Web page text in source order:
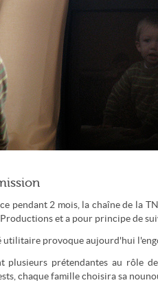
rawlings / CC-by)
pendant 2 mois, la chaîne de la
et a pour principe de
utilitaire provoque aujourd'hui
plusieurs prétendantes au rôle
chaque famille choisira sa